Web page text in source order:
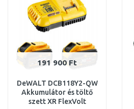
191 900 Ft
DeWALT DCB118Y2-QW
Akkumulátor és töltő
szett XR FlexVolt